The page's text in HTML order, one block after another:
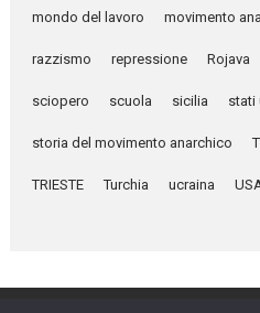
mondo del lavoro movimento
razzismo repressione Rojava
sciopero scuola sicilia stati
storia del movimento anarchico
TRIESTE Turchia ucraina